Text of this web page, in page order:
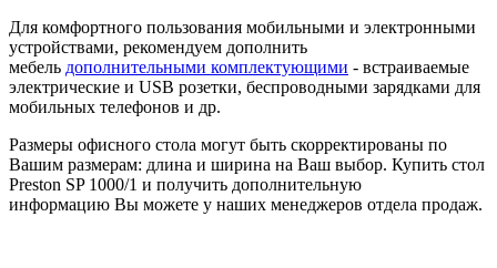
Для комфортного пользования мобильными и электронными
устройствами, рекомендуем дополнить
мебель дополнительными комплектующими - встраиваемые
электрические и USB розетки, беспроводными зарядками для
мобильных телефонов и др.
Размеры офисного стола могут быть скорректированы по
Вашим размерам: длина и ширина на Ваш выбор. Купить стол
Preston SP 1000/1 и получить дополнительную
информацию Вы можете у наших менеджеров отдела продаж.